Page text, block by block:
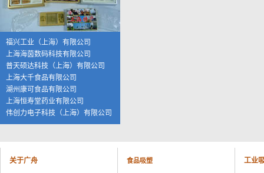
伽蓝集团上海欧格米兰化妆品厂
苏州黎姿化妆品有限公司
杭州珀莱雅控股股份有限公司
福兴工业（上海）有限公司
上海海茵数码科技有限公司
普天硕达科技（上海）有限公司
上海大千食品有限公司
湖州康可食品有限公司
上海恒寿堂药业有限公司
伟创力电子科技（上海）有限公司
英华达（上海）科技有限公司
资生堂集团上海华妮透明美容香皂
关于广舟 食品吸塑 工业